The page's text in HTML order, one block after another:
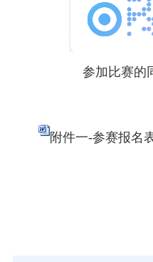
参加比赛的
附件一-参赛报名